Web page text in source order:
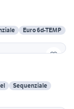
Euro 6d-TEMP
Sequenziale